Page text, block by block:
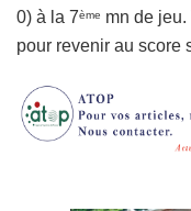
0) à la 7ème mn de
pour revenir au score